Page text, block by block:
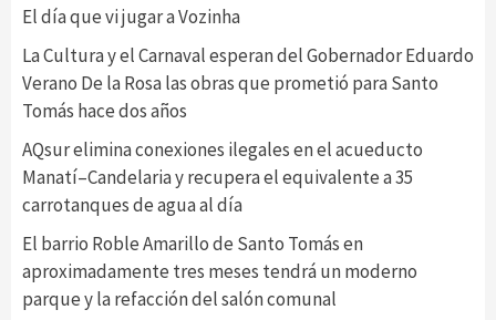
El día que vi jugar a Vozinha
La Cultura y el Carnaval esperan del Gobernador Eduardo
Verano De la Rosa las obras que prometió para Santo
Tomás hace dos años
AQsur elimina conexiones ilegales en el acueducto
Manatí–Candelaria y recupera el equivalente a 35
carrotanques de agua al día
El barrio Roble Amarillo de Santo Tomás en
aproximadamente tres meses tendrá un moderno
parque y la refacción del salón comunal